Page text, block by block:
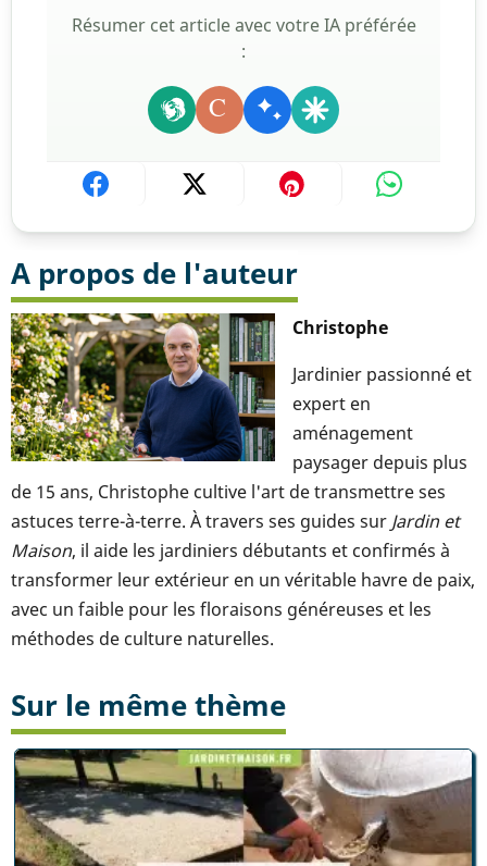
Résumer cet article avec votre IA préférée
:
C
A propos de l'auteur
Christophe
Jardinier passionné et
expert en
aménagement
paysager depuis plus
de 15 ans, Christophe cultive l'art de transmettre ses
astuces terre-à-terre. À travers ses guides sur Jardin et
Maison, il aide les jardiniers débutants et confirmés à
transformer leur extérieur en un véritable havre de paix,
avec un faible pour les floraisons généreuses et les
méthodes de culture naturelles.
Sur le même thème